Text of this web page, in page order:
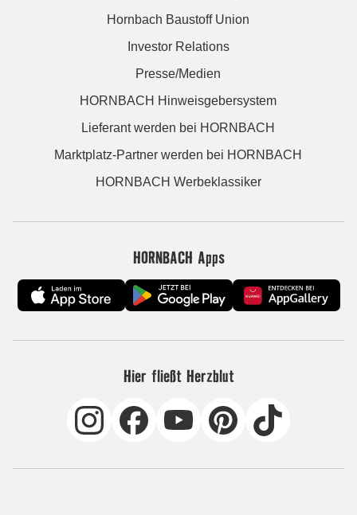
Hornbach Baustoff Union
Investor Relations
Presse/Medien
HORNBACH Hinweisgebersystem
Lieferant werden bei HORNBACH
Marktplatz-Partner werden bei HORNBACH
HORNBACH Werbeklassiker
HORNBACH Apps
Hier fließt Herzblut